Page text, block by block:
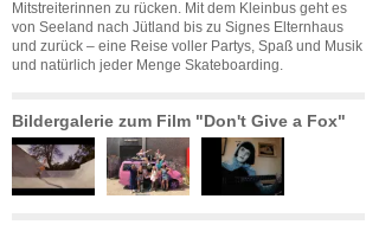
Mitstreiterinnen zu rücken. Mit dem Kleinbus geht es
von Seeland nach Jütland bis zu Signes Elternhaus
und zurück – eine Reise voller Partys, Spaß und Musik
und natürlich jeder Menge Skateboarding.
Bildergalerie zum Film "Don't Give a Fox"